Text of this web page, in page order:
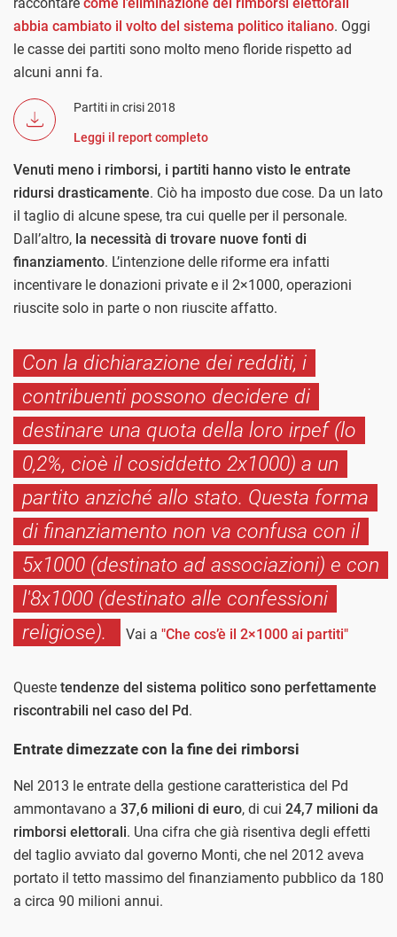
abbia cambiato il volto del sistema politico italiano. Oggi
le casse dei partiti sono molto meno floride rispetto ad
alcuni anni fa.
Partiti in crisi 2018
Leggi il report completo
Venuti meno i rimborsi, i partiti hanno visto le entrate
ridursi drasticamente. Ciò ha imposto due cose. Da un lato
il taglio di alcune spese, tra cui quelle per il personale.
Dall’altro, la necessità di trovare nuove fonti di
finanziamento. L’intenzione delle riforme era infatti
incentivare le donazioni private e il 2×1000, operazioni
riuscite solo in parte o non riuscite affatto.
Con la dichiarazione dei redditi, i
contribuenti possono decidere di
destinare una quota della loro irpef (lo
0,2%, cioè il cosiddetto 2x1000) a un
partito anziché allo stato. Questa forma
di finanziamento non va confusa con il
5x1000 (destinato ad associazioni) e con
l'8x1000 (destinato alle confessioni
religiose).
Vai a "Che cos’è il 2×1000 ai partiti"
Queste tendenze del sistema politico sono perfettamente
riscontrabili nel caso del Pd.
Entrate dimezzate con la fine dei rimborsi
Nel 2013 le entrate della gestione caratteristica del Pd
ammontavano a 37,6 milioni di euro, di cui 24,7 milioni da
rimborsi elettorali. Una cifra che già risentiva degli effetti
del taglio avviato dal governo Monti, che nel 2012 aveva
portato il tetto massimo del finanziamento pubblico da 180
a circa 90 milioni annui.